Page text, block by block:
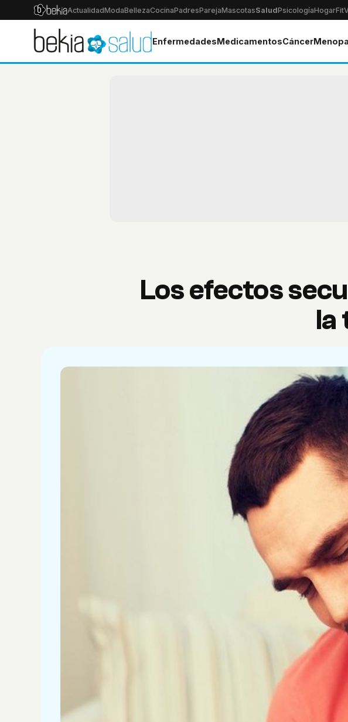
ActualidadModaBellezaCocinaPadresParejaMascotasSaludPsicologíaHogarFit
EnfermedadesMedicamentosCáncer
Los efectos
la